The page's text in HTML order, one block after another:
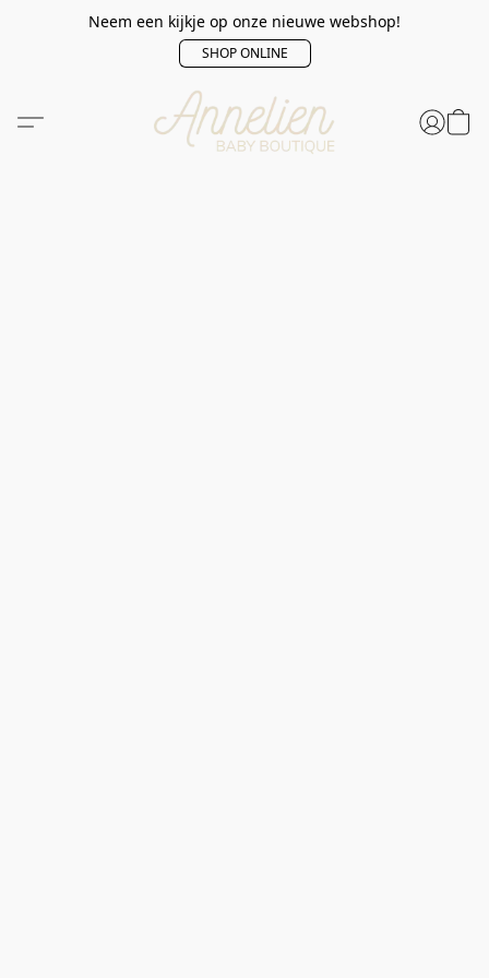
Neem een kijkje op onze nieuwe webshop!
SHOP ONLINE